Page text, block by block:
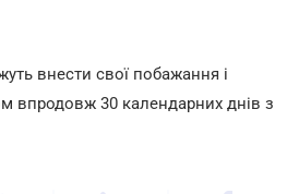
внести свої побажання і
впродовж 30 календарних днів з